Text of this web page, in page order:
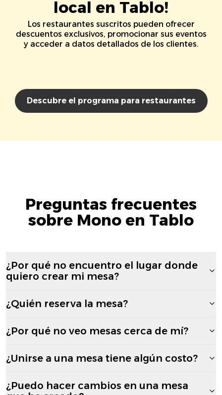
local en Tablo!
Los restaurantes suscritos pueden ofrecer
descuentos exclusivos, promocionar sus eventos
y acceder a datos detallados de los clientes.
Descubre el programa para restaurantes
Preguntas frecuentes
sobre Mono en Tablo
¿Por qué no encuentro el lugar donde
quiero crear mi mesa?
¿Quién reserva la mesa?
¿Por qué no veo mesas cerca de mí?
¿Unirse a una mesa tiene algún costo?
¿Puedo hacer cambios en una mesa